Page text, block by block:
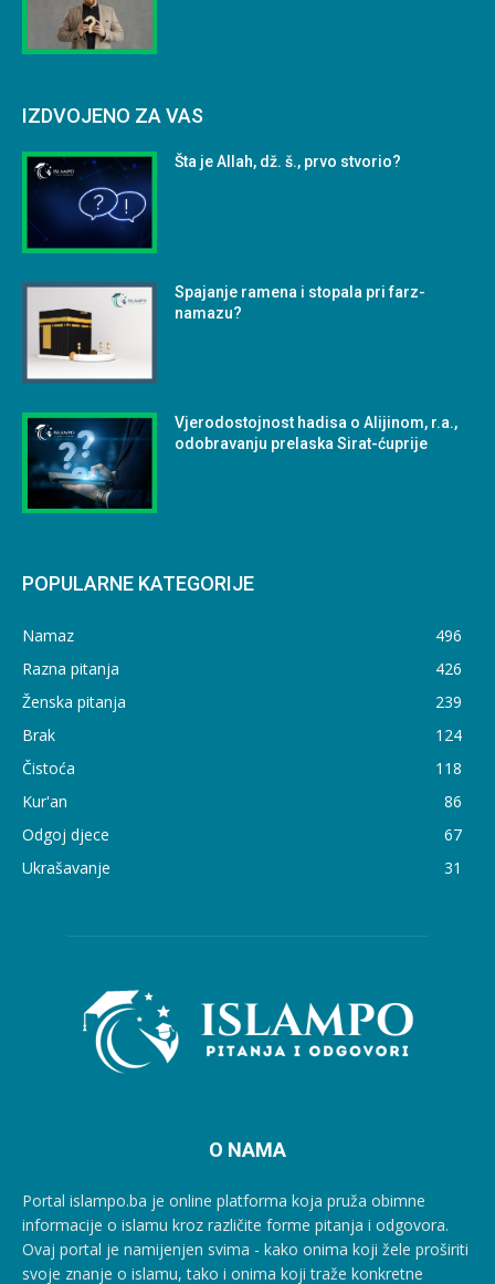
IZDVOJENO ZA VAS
Šta je Allah, dž. š., prvo stvorio?
Spajanje ramena i stopala pri farz-
namazu?
Vjerodostojnost hadisa o Alijinom, r.a.,
odobravanju prelaska Sirat-ćuprije
POPULARNE KATEGORIJE
Namaz
496
Razna pitanja
426
Ženska pitanja
239
Brak
124
Čistoća
118
Kur'an
86
Odgoj djece
67
Ukrašavanje
31
O NAMA
Portal islampo.ba je online platforma koja pruža obimne
informacije o islamu kroz različite forme pitanja i odgovora.
Ovaj portal je namijenjen svima - kako onima koji žele proširiti
svoje znanje o islamu, tako i onima koji traže konkretne